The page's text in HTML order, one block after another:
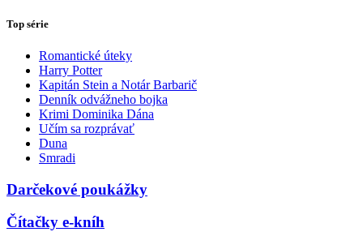
Top série
Romantické úteky
Harry Potter
Kapitán Stein a Notár Barbarič
Denník odvážneho bojka
Krimi Dominika Dána
Učím sa rozprávať
Duna
Smradi
Darčekové poukážky
Čítačky e-kníh